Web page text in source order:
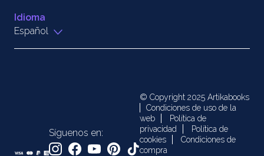
Idioma
Español
Síguenos en:
© Copyright 2025 Artikabooks
Condiciones de uso de la
web
Política de
privacidad
Política de
cookies
Condiciones de
compra